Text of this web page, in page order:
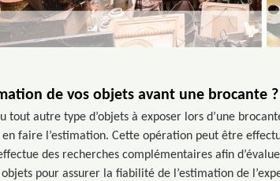
de vos objets avant une brocante ?
tout autre type d’objets à exposer lors d’une
en faire l’estimation. Cette opération peut être
des recherches complémentaires afin
pour assurer la fiabilité de l’estimation de